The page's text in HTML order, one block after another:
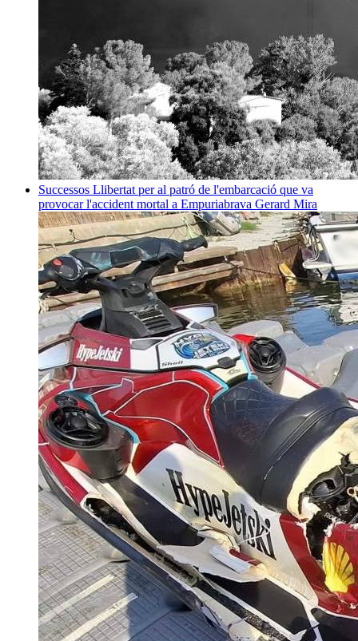
Successos Llibertat per al patró de l'embarcació que va
provocar l'accident mortal a Empuriabrava Gerard Mira